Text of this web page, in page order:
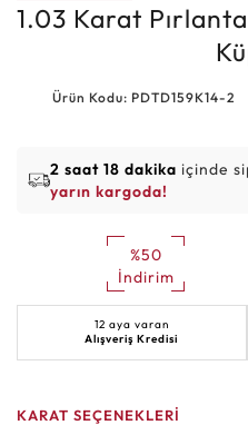
1.03 Karat
Ürün Kodu: PDTD159K14-2
2 saat 18 dakika içinde
yarın kargoda!
%50
İndirim
12 aya varan
Alışveriş Kredisi
KARAT SEÇENEKLERİ